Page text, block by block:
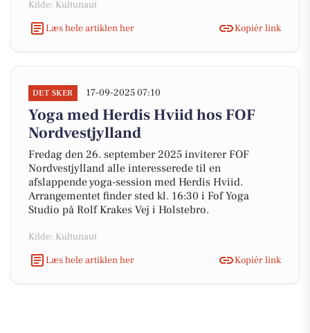
Kilde: Kultunaut
Læs hele artiklen her
Kopiér link
DET SKER 17-09-2025 07:10
Yoga med Herdis Hviid hos FOF
Nordvestjylland
Fredag den 26. september 2025 inviterer FOF
Nordvestjylland alle interesserede til en
afslappende yoga-session med Herdis Hviid.
Arrangementet finder sted kl. 16:30 i Fof Yoga
Studio på Rolf Krakes Vej i Holstebro.
Kilde: Kultunaut
Læs hele artiklen her
Kopiér link